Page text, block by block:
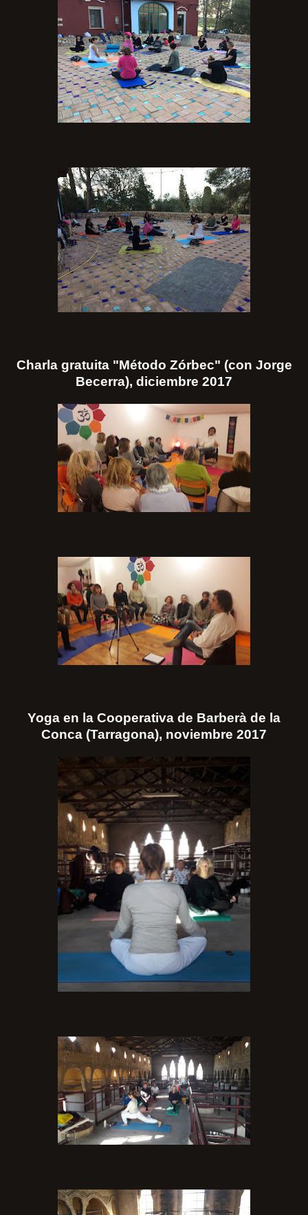
Charla gratuita "Método Zórbec" (con Jorge
Becerra), diciembre 2017
Yoga en la Cooperativa de Barberà de la
Conca (Tarragona), noviembre 2017